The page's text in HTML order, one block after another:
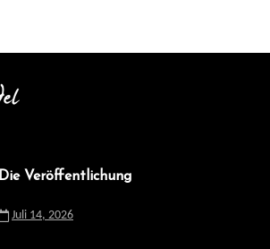
Die Veröffentlichung
Juli 14, 2026